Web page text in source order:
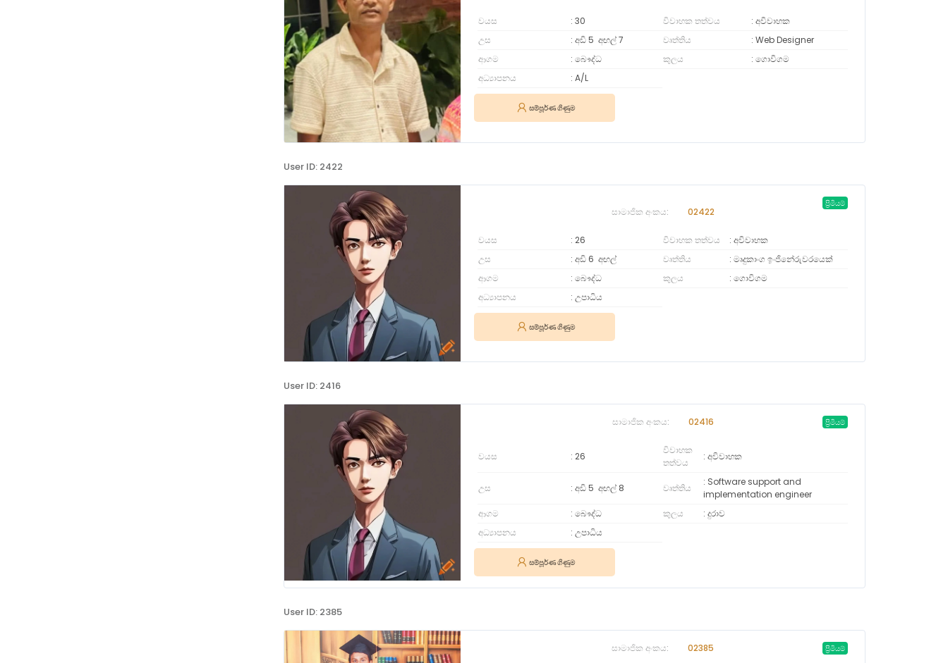
වයස 30 විවාහක තත්වය
අවිවාහක
උස
අඩි 5 අඟල්7 වෘත්තිය
Web Designer
ආගම
බෞද්ධ කුලය
ගොවිගම
අධ්‍යාපනය
A/L
සම්පූර්ණ ගිණුම
User ID: 2422
ප්‍රිමියම්
සාමාජික අංකය: 02422
වයස 26 විවාහක තත්වය
අවිවාහක
උස
අඩි 6 අඟල් වෘත්තිය
මෘදුකාංග ඉංජිනේරුවරයෙක්
ආගම
බෞද්ධ කුලය
ගොවිගම
අධ්‍යාපනය
උපාධිය
සම්පූර්ණ ගිණුම
User ID: 2416
ප්‍රිමියම්
සාමාජික අංකය: 02416
වයස 26
විවාහක
තත්වය
අවිවාහක
උස අඩි 5 අඟල් 8 වෘත්තිය
Software support and
implementation engineer
ආගම
බෞද්ධ කුලය
දුරාව
අධ්‍යාපනය
උපාධිය
සම්පූර්ණ ගිණුම
User ID: 2385
ප්‍රිමියම්
සාමාජික අංකය: 02385